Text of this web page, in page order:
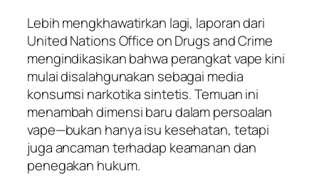
Lebih mengkhawatirkan lagi, laporan dari
United Nations Office on Drugs and Crime
mengindikasikan bahwa perangkat vape kini
mulai disalahgunakan sebagai media
konsumsi narkotika sintetis. Temuan ini
menambah dimensi baru dalam persoalan
vape—bukan hanya isu kesehatan, tetapi
juga ancaman terhadap keamanan dan
penegakan hukum.